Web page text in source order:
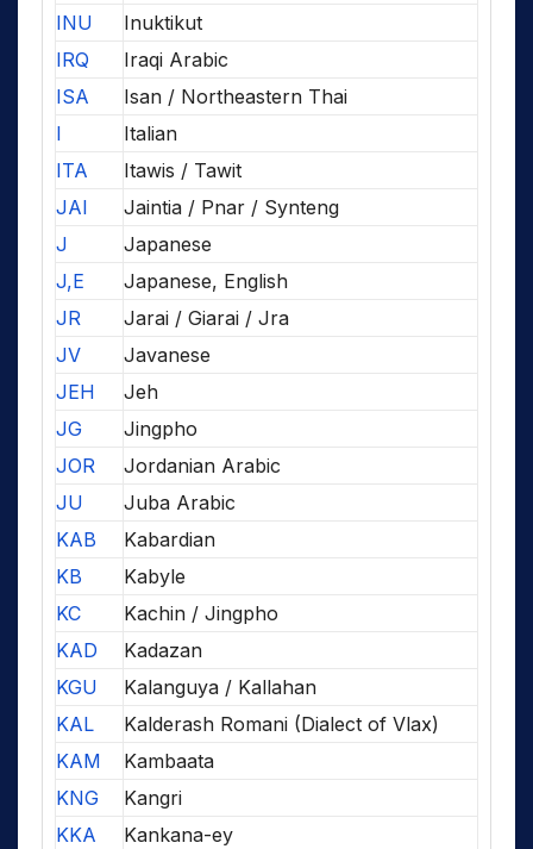
INU
Inuktikut
IRQ
Iraqi Arabic
ISA
Isan / Northeastern Thai
I
Italian
ITA
Itawis / Tawit
JAI
Jaintia / Pnar / Synteng
J
Japanese
J,E
Japanese, English
JR
Jarai / Giarai / Jra
JV
Javanese
JEH
Jeh
JG
Jingpho
JOR
Jordanian Arabic
JU
Juba Arabic
KAB
Kabardian
KB
Kabyle
KC
Kachin / Jingpho
KAD
Kadazan
KGU
Kalanguya / Kallahan
KAL
Kalderash Romani (Dialect of Vlax)
KAM
Kambaata
KNG
Kangri
KKA
Kankana-ey